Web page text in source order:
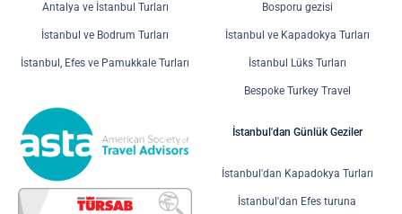
Antalya ve İstanbul Turları
İstanbul ve Bodrum Turları
İstanbul, Efes ve Pamukkale Turları
Bosporu gezisi
İstanbul ve Kapadokya Turları
İstanbul Lüks Turları
Bespoke Turkey Travel
İstanbul'dan Günlük Geziler
İstanbul'dan Kapadokya Turları
İstanbul'dan Efes turuna